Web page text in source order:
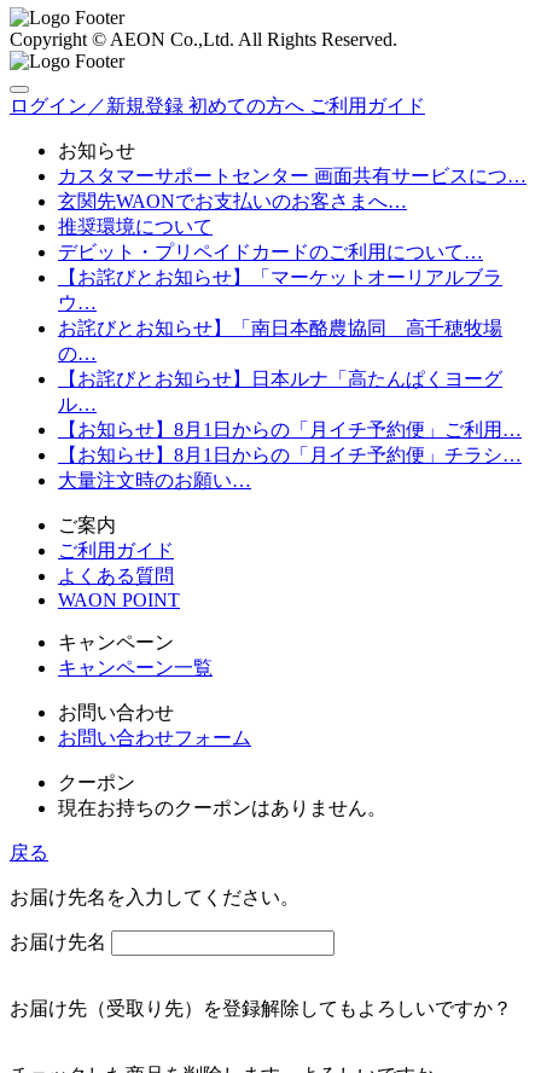
Copyright © AEON Co.,Ltd. All Rights Reserved.
ログイン／新規登録 初めての方へ ご利用ガイド
お知らせ
カスタマーサポートセンター 画面共有サービスにつ…
玄関先WAONでお支払いのお客さまへ…
推奨環境について
デビット・プリペイドカードのご利用について…
【お詫びとお知らせ】「マーケットオーリアルブラ
ウ…
お詫びとお知らせ】「南日本酪農協同 高千穂牧場
の…
【お詫びとお知らせ】日本ルナ「高たんぱくヨーグ
ル…
【お知らせ】8月1日からの「月イチ予約便」ご利用…
【お知らせ】8月1日からの「月イチ予約便」チラシ…
大量注文時のお願い…
ご案内
ご利用ガイド
よくある質問
WAON POINT
キャンペーン
キャンペーン一覧
お問い合わせ
お問い合わせフォーム
クーポン
現在お持ちのクーポンはありません。
戻る
お届け先名を入力してください。
お届け先名
お届け先（受取り先）を登録解除してもよろしいですか？